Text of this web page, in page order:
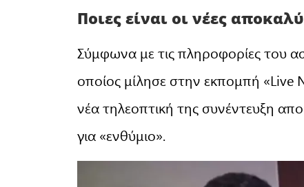
Ποιες είναι οι νέες
Σύμφωνα με τις πληροφορίες του
οποίος μίλησε στην εκπομπή «Live
νέα τηλεοπτική της συνέντευξη
για «ενθύμιο».